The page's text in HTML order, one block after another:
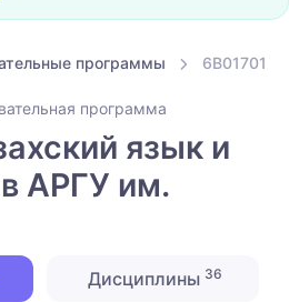
программы 6B01701
программа
язык и
АРГУ им.
Дисциплины 36